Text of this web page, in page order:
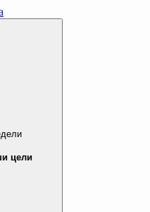
цели